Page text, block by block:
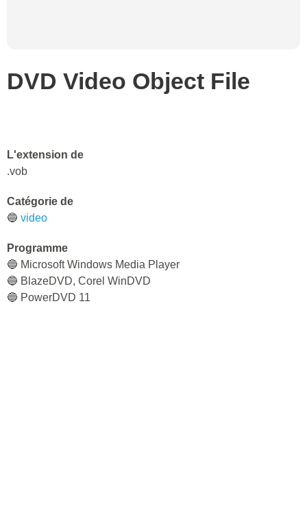
DVD Video Object File
L'extension de
.vob
Catégorie de
🔵 video
Programme
🔵 Microsoft Windows Media Player
🔵 BlazeDVD, Corel WinDVD
🔵 PowerDVD 11